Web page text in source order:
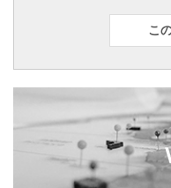
こ